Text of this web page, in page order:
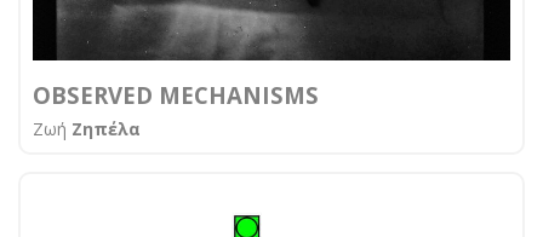
OBSERVED MECHANISMS
Ζωή Ζηπέλα